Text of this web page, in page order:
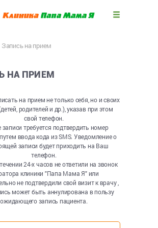
Запись на прием
НА ПРИЕМ
на прием не только себя, но и своих
родителей и др.), указав при этом
свой телефон.
записи требуется подтвердить номер
ввода кода из SMS. Уведомление о
записи будет приходить на Ваш
телефон.
24-х часов не ответили на звонок
клиники "Папа Мама Я" или
не подтвердили свой визит к врачу ,
может быть аннулирована в пользу
ожидающего запись пациента.